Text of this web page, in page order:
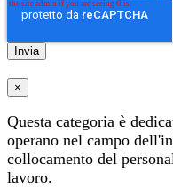
×
Questa categoria è
operano nel campo
collocamento del
lavoro.